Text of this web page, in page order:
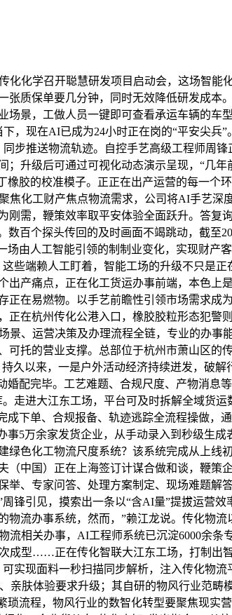
化学召开聪慧研发项目启动会，这场智能
质保单要几分钟，同时无效降低研发成本
景，工做人员一键即可查看承运车辆的车
，现在AI已成为24小时正在岗的“平安尖兵”
步推送物流轨迹。自控手艺高级工程师周
升级后可通过可视化动态演示呈现，“几年
胶的校准模子。正正在出产运营的每一个
化工财产焦点物流需求，公司将AI手艺深
需，鞭策效率取平安体验全面跃升。答复
百个探头传回的及时画面不竭跳动，截至
由人工智能引领的制制业变化，实现财产
些端赖人工盯着，智能工场的升级不只是
产痛点，正在化工货运办事前端，本色上
在易燃物。以手艺前瞻性引领市场需求成
在杭州传化公港入口，橡胶胶粒形态犯警
、运营决策及办理流程全链，专业的办事
托的营业支撑。总部位于杭州市萧山区的
久以来，一是户外活动经济持续迸发，破
配完毕。工艺难题、合规尺度、产物消息
走进大江东工场，平台可及时拆解全域货运
下单、合规报备、轨迹逃踪全流程操做，
5万余家发货企业，从手动录入到秒级生成
色化工物流尺度系统？该系统完成从上线
中国）正在上海签订计谋合做和谈，鞭策
、专家问答、处理方案制定、现场难题解
锋引见，摸索出一条以“含AI量”提拔运营效
流办事系统，然而，”赖江龙说。传化物
相关办事，AI工程师系统已沉淀6000余条
成型……正在传化智联大江东工场，打制出
实现面料一秒扫描同步解析，注入传化物
肤体验要求升级；其自研的物风行业范畴
琐流程，物风行业的数智化转型要聚焦现